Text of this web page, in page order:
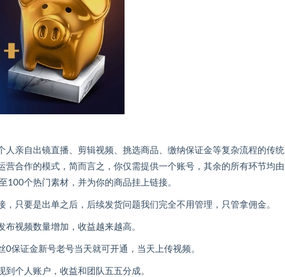
亲自出镜直播、剪辑视频、挑选商品、缴纳保证金等复杂流程的传统
合作的模式，简而言之，你仅需提供一个账号，其余的所有环节均由
100个热门素材，并为你的商品挂上链接。
只要是出单之后，后续发货问题我们完全不用管理，只管拿佣金。
视频数量增加，收益越来越高。
保证金新号老号当天就可开通，当天上传视频。
个人账户，收益和团队五五分成。